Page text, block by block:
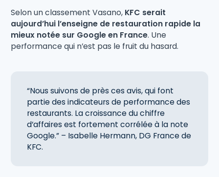
Selon un classement Vasano, KFC serait
aujourd’hui l’enseigne de restauration rapide la
mieux notée sur Google en France. Une
performance qui n’est pas le fruit du hasard.
“Nous suivons de près ces avis, qui font
partie des indicateurs de performance des
restaurants. La croissance du chiffre
d’affaires est fortement corrélée à la note
Google.” – Isabelle Hermann, DG France de
KFC.